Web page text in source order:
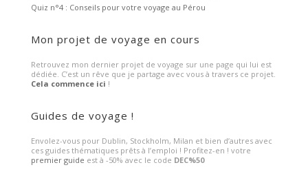
Quiz n°4 : Conseils pour votre voyage au Pérou
Mon projet de voyage en cours
Retrouvez mon dernier projet de voyage sur une page qui lui est
dédiée. C’est un rêve que je partage avec vous à travers ce projet.
Cela commence ici !
Guides de voyage !
Envolez-vous pour Dublin, Stockholm, Milan et bien d’autres avec
ces guides thématiques prêts à l’emploi ! Profitez-en ! votre
premier guide est à -50% avec le code DEC%50